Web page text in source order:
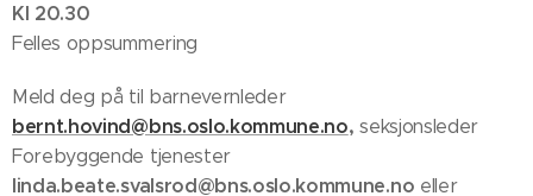
Kl 20.30
Felles oppsummering
Meld deg på til barnevernleder
bernt.hovind@bns.oslo.kommune.no,seksjonsleder
Forebyggende tjenester
linda.beate.svalsrod@bns.oslo.kommune.no eller